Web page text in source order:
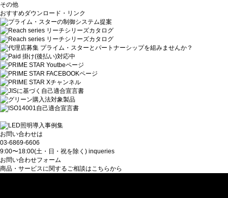
その他
おすすめダウンロード・リンク
お問い合わせは
03-6869-6606
9:00〜18:00(土・日・祝を除く) inqueries
お問い合わせフォーム
商品・サービスに関するご相談はこちらから